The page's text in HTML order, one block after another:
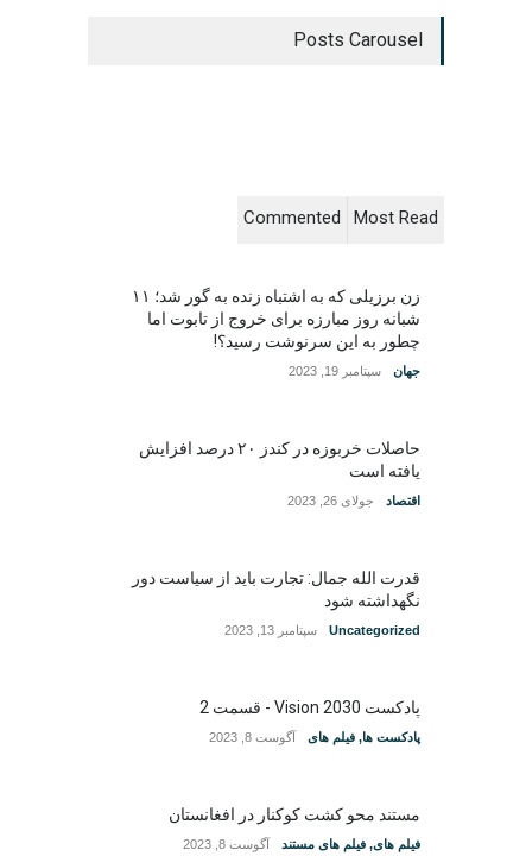
Posts Carousel
Most Read
Commented
زن برزیلی که به اشتباه زنده به گور شد؛ ۱۱
شبانه روز مبارزه برای خروج از تابوت اما
چطور به این سرنوشت رسید؟!
جهان سپتامبر 19, 2023
حاصلات خربوزه در کندز ۲۰ درصد افزایش
یافته است
اقتصاد جولای 26, 2023
قدرت الله جمال: تجارت باید از سیاست دور
نگهداشته شود
Uncategorized سپتامبر 13, 2023
پادکست Vision 2030 - قسمت 2
پادکست ها, فیلم های آگوست 8, 2023
مستند محو کشت کوکنار در افغانستان
فیلم های, فیلم های مستند آگوست 8, 2023